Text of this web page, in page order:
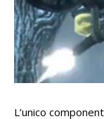
L’unico